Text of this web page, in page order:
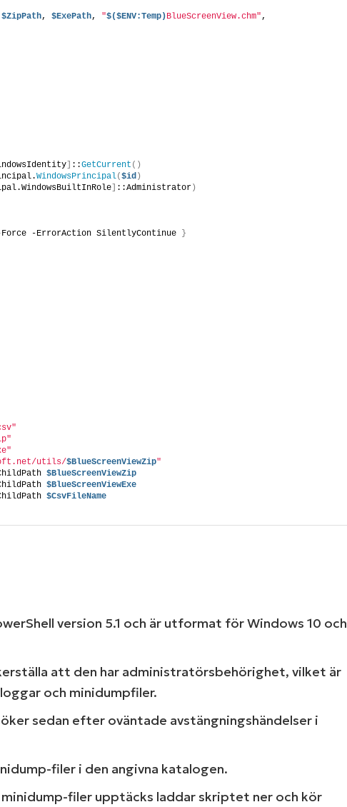
$ZipPath, $ExePath, "$($ENV:Temp)BlueScreenView.chm"
] ::GetCurrent ()
WindowsPrincipal($id )
] ::Administrator)
-ErrorAction SilentlyContinue }
utils/$BlueScreenViewZip"
$BlueScreenViewZip
$BlueScreenViewExe
$CsvFileName
version 5.1 och är utformat för Windows 10 och
att den har administratörsbehörighet, vilket är
och minidumpfiler.
sedan efter oväntade avstängningshändelser i
filer i den angivna katalogen.
minidump-filer upptäcks laddar skriptet ner och kör